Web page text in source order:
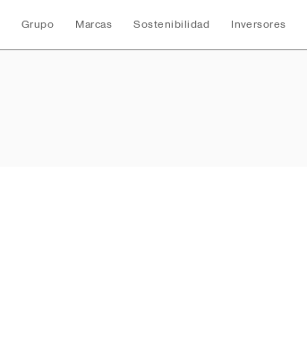
Grupo Marcas Sostenibilidad Inversores